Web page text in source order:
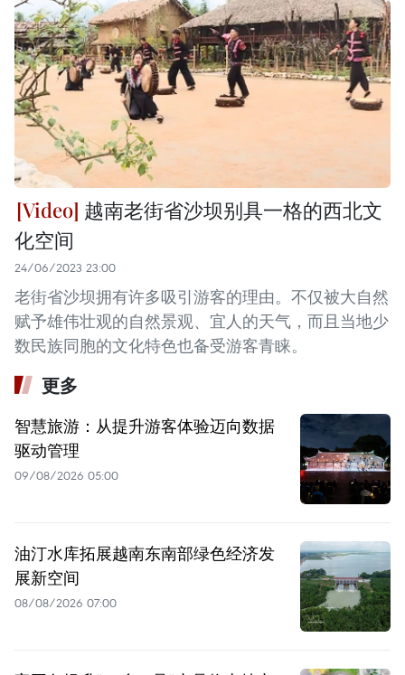
越南老街省沙坝别具一格的西北文
化空间
24/06/2023 23:00
老街省沙坝拥有许多吸引游客的理由。不仅被大自然
赋予雄伟壮观的自然景观、宜人的天气，而且当地少
数民族同胞的文化特色也备受游客青睐。
更多
智慧旅游：从提升游客体验迈向数据
驱动管理
09/08/2026 05:00
油汀水库拓展越南东南部绿色经济发
展新空间
08/08/2026 07:00